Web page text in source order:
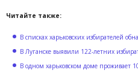
Читайте также:
В списках харьковских избирателей
В Луганске выявили 122-летних
В одном харьковском доме проживает